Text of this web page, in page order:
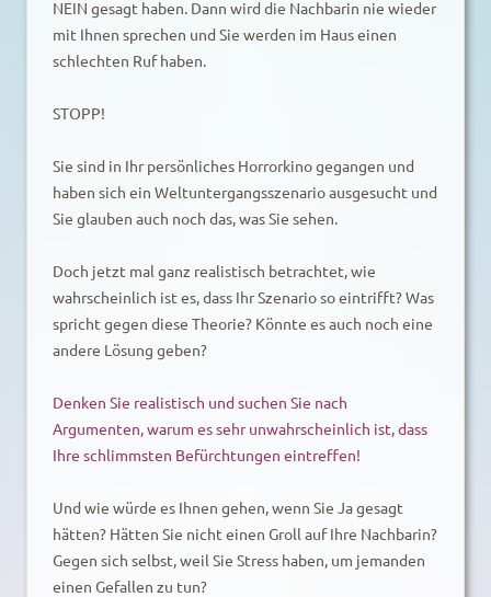
NEIN gesagt haben. Dann wird die Nachbarin nie wieder
mit Ihnen sprechen und Sie werden im Haus einen
schlechten Ruf haben.
STOPP!
Sie sind in Ihr persönliches Horrorkino gegangen und
haben sich ein Weltuntergangsszenario ausgesucht und
Sie glauben auch noch das, was Sie sehen.
Doch jetzt mal ganz realistisch betrachtet, wie
wahrscheinlich ist es, dass Ihr Szenario so eintrifft? Was
spricht gegen diese Theorie? Könnte es auch noch eine
andere Lösung geben?
Denken Sie realistisch und suchen Sie nach
Argumenten, warum es sehr unwahrscheinlich ist, dass
Ihre schlimmsten Befürchtungen eintreffen!
Und wie würde es Ihnen gehen, wenn Sie Ja gesagt
hätten? Hätten Sie nicht einen Groll auf Ihre Nachbarin?
Gegen sich selbst, weil Sie Stress haben, um jemanden
einen Gefallen zu tun?